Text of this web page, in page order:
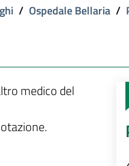
/ Ospedale Bellaria /
medico del